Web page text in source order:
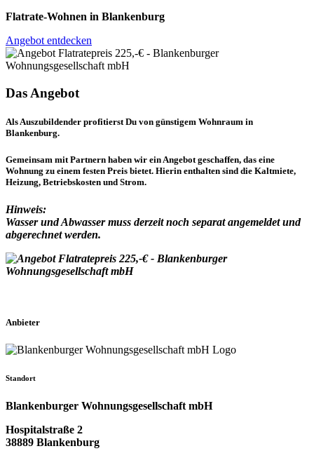
Flatrate-Wohnen in Blankenburg
Angebot entdecken
Das Angebot
Als Auszubildender profitierst Du von günstigem Wohnraum in
Blankenburg.
Gemeinsam mit Partnern haben wir ein Angebot geschaffen, das eine
Wohnung zu einem festen Preis bietet. Hierin enthalten sind die Kaltmiete,
Heizung, Betriebskosten und Strom.
Hinweis:
Wasser und Abwasser muss derzeit noch separat angemeldet und
abgerechnet werden.
Anbieter
Standort
Blankenburger Wohnungsgesellschaft mbH
Hospitalstraße 2
38889 Blankenburg